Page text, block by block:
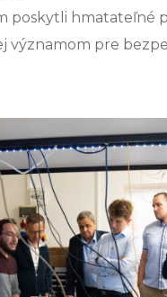
poskytli hmatateľné
významom pre